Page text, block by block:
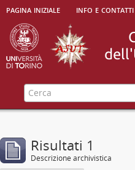
pagina iniziale info e contatti
Risultati 1
Descrizione archivistica